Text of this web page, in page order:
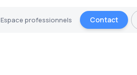
Espace professionnels Contact